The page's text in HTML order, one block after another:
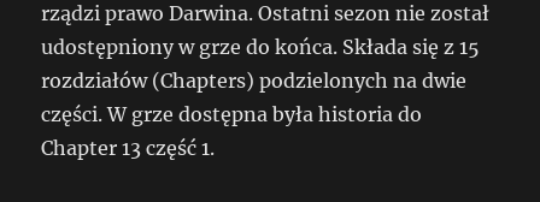
rządzi prawo Darwina. Ostatni sezon nie został
udostępniony w grze do końca. Składa się z 15
rozdziałów (Chapters) podzielonych na dwie
części. W grze dostępna była historia do
Chapter 13 część 1.